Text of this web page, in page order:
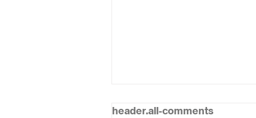
header.all-comments